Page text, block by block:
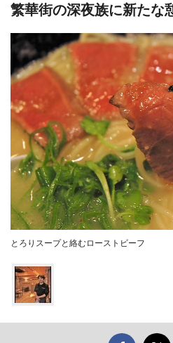
繁華街の深夜族に新たな
とろりスープと絡むローストビーフ